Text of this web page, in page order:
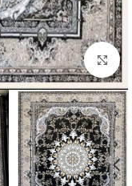
بزرگنمایی تصویر